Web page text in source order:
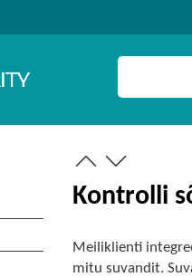
Kontrolli
Meiliklienti
mitu suvandit.